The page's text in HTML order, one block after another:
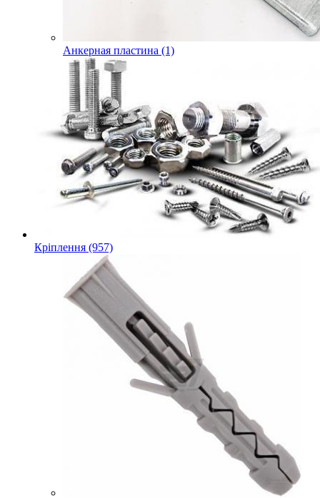
Анкерная пластина (1)
Кріплення (957)